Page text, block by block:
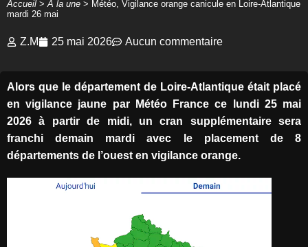
Accueil >A la une > Météo, Vigilance orange canicule en Loire-Atlantique
mardi 26 mai
Z.M 25 mai 2026 Aucun commentaire
Alors que le département de Loire-Atlantique était placé
en vigilance jaune par Météo France ce lundi 25 mai
2026 à partir de midi, un cran supplémentaire sera
franchi demain mardi avec le placement de 8
départements de l’ouest en vigilance orange.